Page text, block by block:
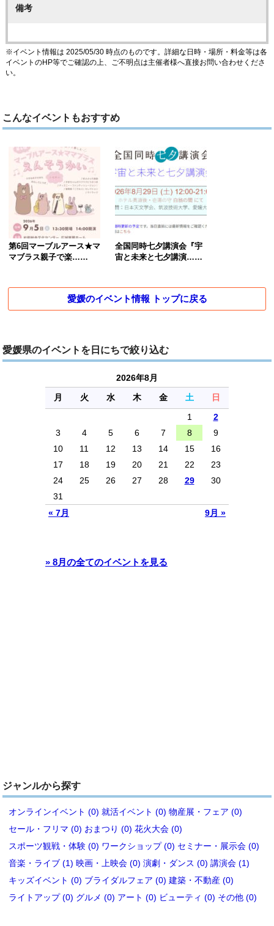
備考
※イベント情報は 2025/05/30 時点のものです。詳細な日時・場所・料金等は各
イベントのHP等でご確認の上、ご不明点は主催者様へ直接お問い合わせくださ
い。
こんなイベントもおすすめ
第6回マーブルアース★マ
マブラス親子で楽……
全国同時七夕講演会『宇
宙と未来と七夕講演……
愛媛のイベント情報 トップに戻る
愛媛県のイベントを日にちで絞り込む
2026年8月
月
火 水 木 金 土 日
« 7月 9月 »
1
2
3
4 5 6 7 8
9
10
11 12 13 14 15
16
17
18 19 20 21 22
23
24
25 26 27 28 29
30
31
» 8月の全てのイベントを見る
ジャンルから探す
オンラインイベント (0) 就活イベント (0) 物産展・フェア (0)
セール・フリマ (0) おまつり (0) 花火大会 (0)
スポーツ観戦・体験 (0) ワークショップ (0) セミナー・展示会 (0)
音楽・ライブ (1) 映画・上映会 (0) 演劇・ダンス (0) 講演会 (1)
キッズイベント (0) ブライダルフェア (0) 建築・不動産 (0)
ライトアップ (0) グルメ (0) アート (0) ビューティ (0) その他 (0)